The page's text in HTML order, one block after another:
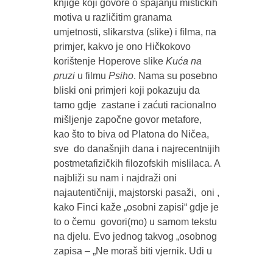
knjige koji govore o spajanju mističkih
motiva u različitim granama
umjetnosti, slikarstva (slike) i filma, na
primjer, kakvo je ono Hičkokovo
korištenje Hoperove slike Kuća na
pruziu filmu Psiho. Nama su posebno
bliski oni primjeri koji pokazuju da
tamo gdje zastane i zaćuti racionalno
mišljenje započne govor metafore,
kao što to biva od Platona do Ničea,
sve do današnjih dana i najrecentnijih
postmetafizičkih filozofskih mislilaca. A
najbliži su nam i najdraži oni
najautentičniji, majstorski pasaži, oni ,
kako Finci kaže „osobni zapisi“ gdje je
to o čemu govori(mo) u samom tekstu
na djelu. Evo jednog takvog „osobnog
zapisa – „Ne moraš biti vjernik. Uđi u